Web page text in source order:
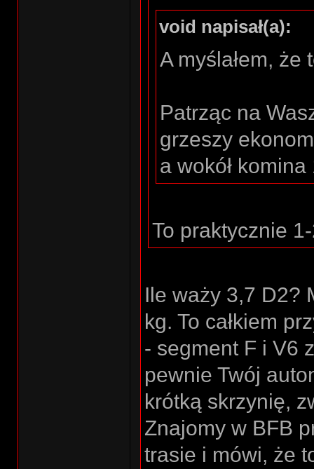
void napisał(a):
A myślałem, że
Patrząc na
grzeszy
a wokół
To praktycznie
Ile waży 3,7 D2?
kg. To całkiem
- segment F i V6
pewnie Twój
krótką skrzynię,
Znajomy w BFB
trasie i mówi, że